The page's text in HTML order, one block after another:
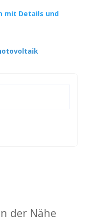
mit Details und
der Nähe